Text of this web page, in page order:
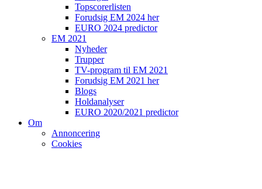
Topscorerlisten
Forudsig EM 2024 her
EURO 2024 predictor
EM 2021
Nyheder
Trupper
TV-program til EM 2021
Forudsig EM 2021 her
Blogs
Holdanalyser
EURO 2020/2021 predictor
Om
Annoncering
Cookies